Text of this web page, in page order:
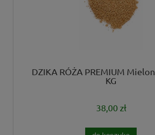
DZIKA RÓŻA PREMIUM
KG
38,00 zł